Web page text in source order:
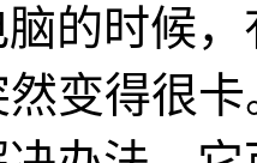
的时候
变得很